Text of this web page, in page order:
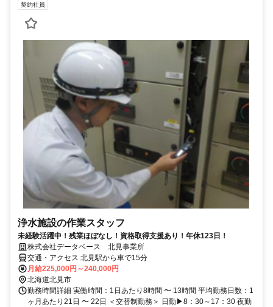
契約社員
浄水施設の作業スタッフ
未経験活躍中！残業ほぼなし！資格取得支援あり！年休123日！
株式会社データベース 北見事業所
交通・アクセス 北見駅から車で15分
月給225,000円～240,000円
北海道北見市
勤務時間詳細 実働時間：1日あたり8時間 〜 13時間 平均勤務日数：1
ヶ月あたり21日 〜 22日 ＜交替制勤務＞ 日勤▶8：30～17：30 夜勤